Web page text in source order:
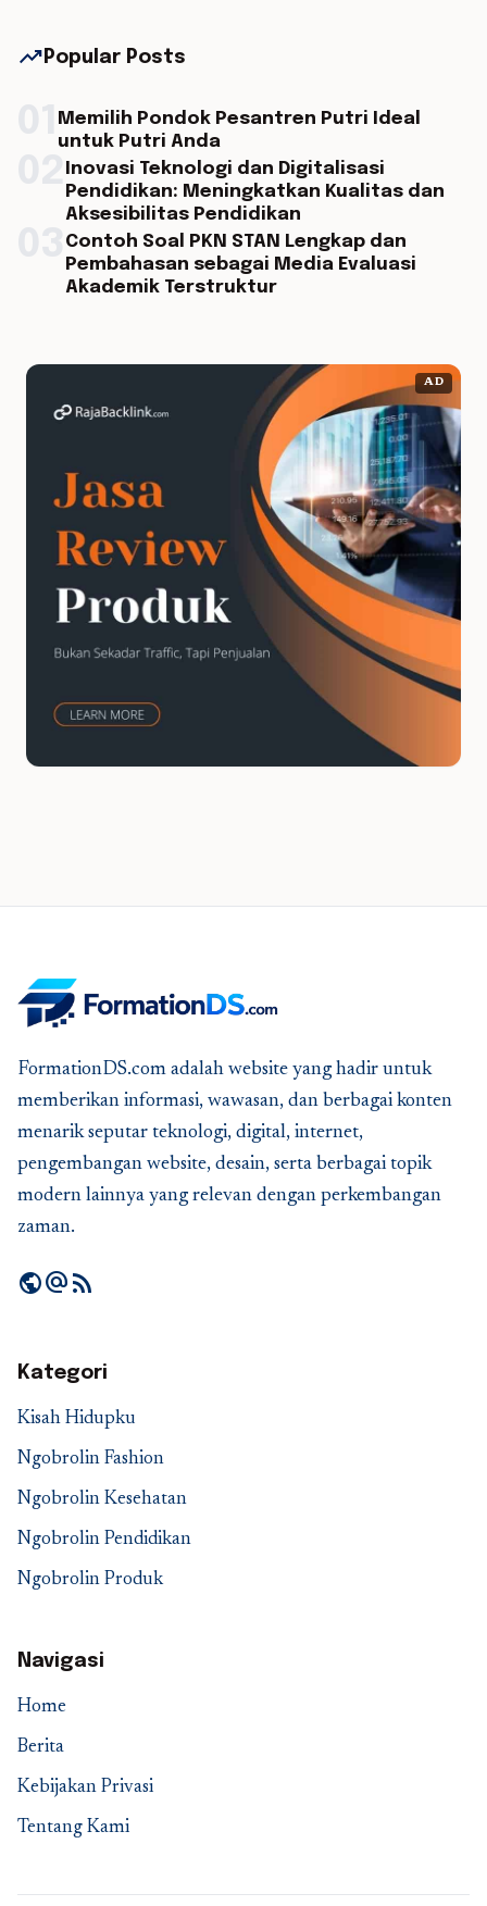
trending_up Popular Posts
Memilih Pondok Pesantren Putri Ideal
untuk Putri Anda
Inovasi Teknologi dan Digitalisasi
Pendidikan: Meningkatkan Kualitas dan
Aksesibilitas Pendidikan
Contoh Soal PKN STAN Lengkap dan
Pembahasan sebagai Media Evaluasi
Akademik Terstruktur
AD
FormationDS.com adalah website yang hadir untuk
memberikan informasi, wawasan, dan berbagai konten
menarik seputar teknologi, digital, internet,
pengembangan website, desain, serta berbagai topik
modern lainnya yang relevan dengan perkembangan
zaman.
publicalternate_emailrss_feed
Kategori
Kisah Hidupku
Ngobrolin Fashion
Ngobrolin Kesehatan
Ngobrolin Pendidikan
Ngobrolin Produk
Navigasi
Home
Berita
Kebijakan Privasi
Tentang Kami